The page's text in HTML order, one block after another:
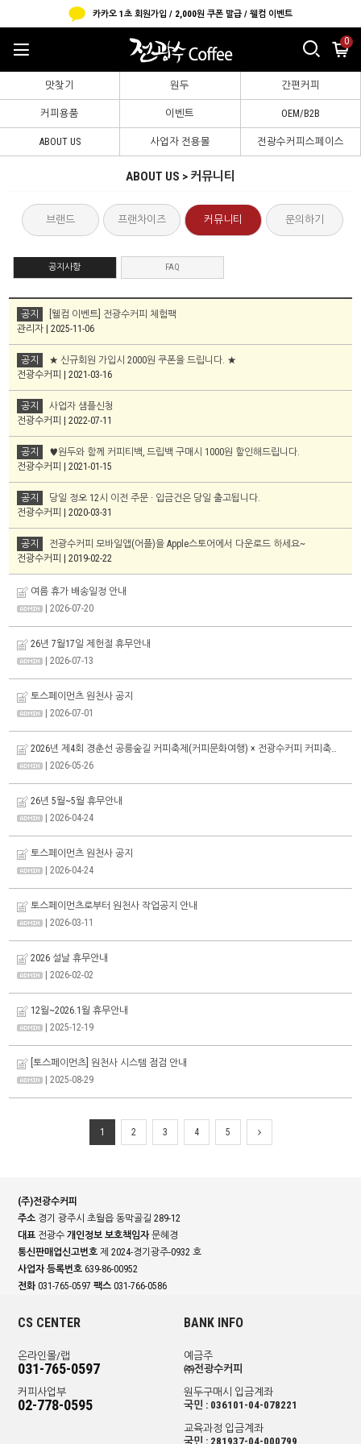
카카오 1초 회원가입 / 2,000원 쿠폰 발급 / 웰컴 이벤트
0
맛찾기 원두 간편커피
커피용품 이벤트 OEM/B2B
ABOUT US 사업자 전용몰 전광수커피스페이스
ABOUT US > 커뮤니티
브랜드 프랜차이즈 커뮤니티 문의하기
공지사항 FAQ
공지
[웰컴 이벤트] 전광수커피 체험팩
관리자 | 2025-11-06
공지
★ 신규회원 가입시 2000원 쿠폰을 드립니다. ★
전광수커피 | 2021-03-16
공지
사업자 샘플신청
전광수커피 | 2022-07-11
공지
♥원두와 함께 커피티백, 드립백 구매시 1000원 할인해드립니다.
전광수커피 | 2021-01-15
공지
당일 정오 12시 이전 주문 · 입금건은 당일 출고됩니다.
전광수커피 | 2020-03-31
공지
전광수커피 모바일앱(어플)을 Apple스토어에서 다운로드 하세요~
전광수커피 | 2019-02-22
여름 휴가 배송일정 안내
| 2026-07-20
26년 7월17일 제헌절 휴무안내
| 2026-07-13
토스페이먼츠 원천사 공지
| 2026-07-01
2026년 제4회 경춘선 공릉숲길 커피축제(커피문화여행) × 전광수커피 커피축제안내
| 2026-05-26
26년 5월~5월 휴무안내
| 2026-04-24
토스페이먼츠 원천사 공지
| 2026-04-24
토스페이먼츠로부터 원천사 작업공지 안내
| 2026-03-11
2026 설날 휴무안내
| 2026-02-02
12월~2026.1월 휴무안내
| 2025-12-19
[토스페이먼츠] 원천사 시스템 점검 안내
| 2025-08-29
1 2 3 4 5
(주)전광수커피
주소 경기 광주시 초월읍 동막골길 289-12
대표 전광수개인정보 보호책임자문혜경
통신판매업신고번호 제 2024-경기광주-0932 호
사업자 등록번호 639-86-00952
전화 031-765-0597팩스 031-766-0586
CS CENTER
온라인몰/랩
031-765-0597
커피사업부
02-778-0595
BANK INFO
예금주
㈜전광수커피
원두구매시 입금계좌
국민 : 036101-04-078221
교육과정 입금계좌
국민 : 281937-04-000799